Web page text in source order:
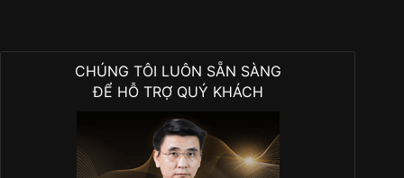
CHÚNG TÔI LUÔN SẴN SÀNG
ĐỂ HỖ TRỢ QUÝ KHÁCH